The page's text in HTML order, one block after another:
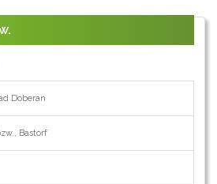
Doberan
Bastorf